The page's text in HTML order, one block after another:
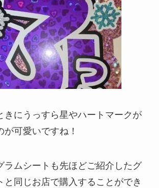
きにうっすら星やハートマークが
可愛いですね！
ラムシートも先ほどご紹介したグ
と同じお店で購入することができ